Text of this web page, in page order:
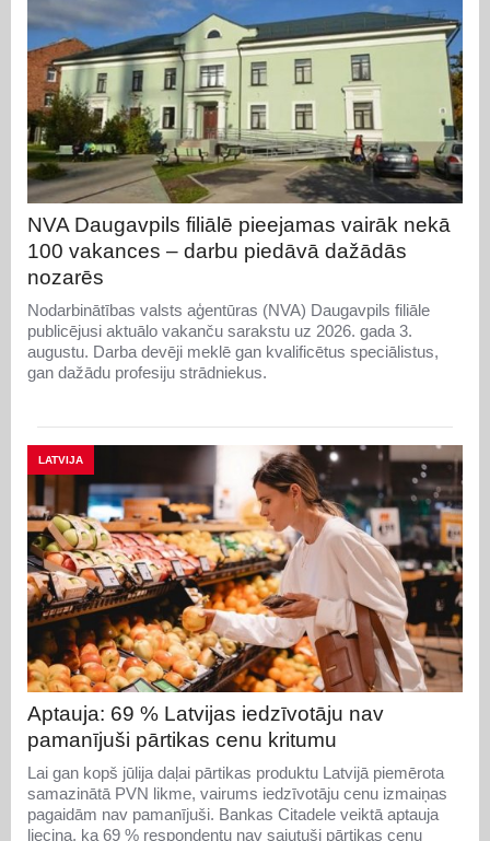
NVA Daugavpils filiālē pieejamas vairāk nekā
100 vakances – darbu piedāvā dažādās
nozarēs
Nodarbinātības valsts aģentūras (NVA) Daugavpils filiāle
publicējusi aktuālo vakanču sarakstu uz 2026. gada 3.
augustu. Darba devēji meklē gan kvalificētus speciālistus,
gan dažādu profesiju strādniekus.
LATVIJA
Aptauja: 69 % Latvijas iedzīvotāju nav
pamanījuši pārtikas cenu kritumu
Lai gan kopš jūlija daļai pārtikas produktu Latvijā piemērota
samazinātā PVN likme, vairums iedzīvotāju cenu izmaiņas
pagaidām nav pamanījuši. Bankas Citadele veiktā aptauja
liecina, ka 69 % respondentu nav sajutuši pārtikas cenu